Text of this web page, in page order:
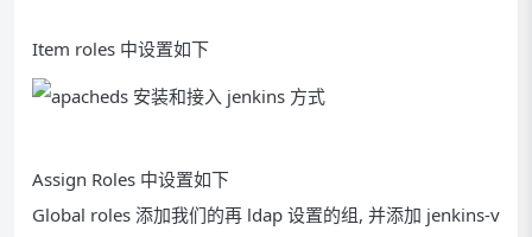
Item roles 中设置如下
Assign Roles 中设置如下
Global roles 添加我们的再 ldap 设置的组, 并添加 jenkins-v